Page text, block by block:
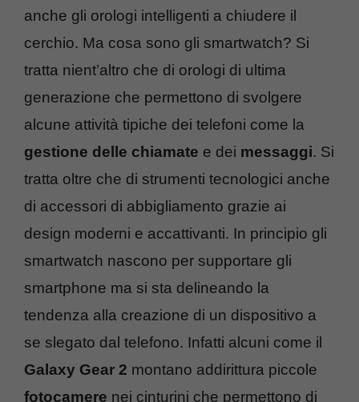
anche gli orologi intelligenti a chiudere il
cerchio. Ma cosa sono gli smartwatch? Si
tratta nient’altro che di orologi di ultima
generazione che permettono di svolgere
alcune attività tipiche dei telefoni come la
gestione delle chiamate e dei messaggi. Si
tratta oltre che di strumenti tecnologici anche
di accessori di abbigliamento grazie ai
design moderni e accattivanti. In principio gli
smartwatch nascono per supportare gli
smartphone ma si sta delineando la
tendenza alla creazione di un dispositivo a
se slegato dal telefono. Infatti alcuni come il
Galaxy Gear 2 montano addirittura piccole
fotocamere nei cinturini che permettono di